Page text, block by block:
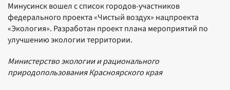
Минусинск вошел с список городов-участников
федерального проекта «Чистый воздух» нацпроекта
«Экология». Разработан проект плана мероприятий по
улучшению экологии территории.
Министерство экологии и рационального
природопользования Красноярского края